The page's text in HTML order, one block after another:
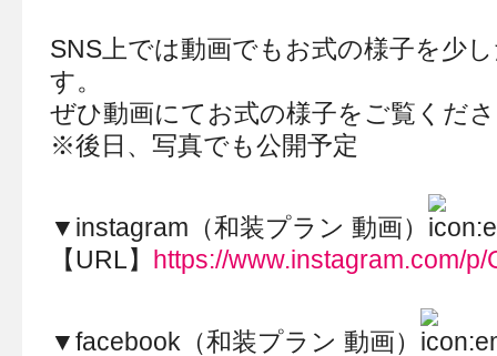
SNS上では動画でもお式の様子を少
す。
ぜひ動画にてお式の様子をご覧くだ
※後日、写真でも公開予定
▼instagram（和装プラン 動画）
【URL】 https://www.instagram.com/p/
▼facebook（和装プラン 動画）